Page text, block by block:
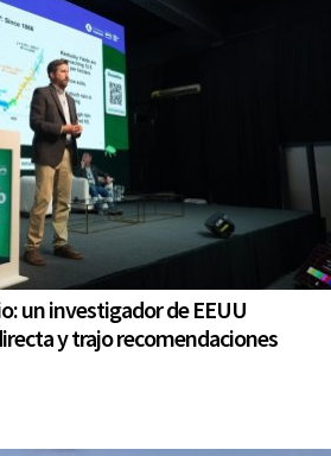
un investigador de EEUU
y trajo recomendaciones